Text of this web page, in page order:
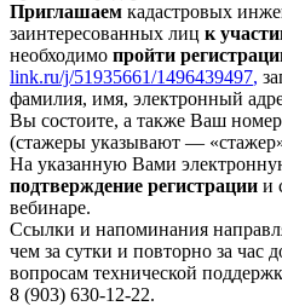
Приглашаем кадастровых
заинтересованных лиц к
необходимо пройти
link.ru/j/51935661/1496439497,
фамилия, имя, электронный
Вы состоите, а также Ваш
(стажеры указывают —
На указанную Вами
подтверждение регистрации и
вебинаре.
Ссылки и напоминания
чем за сутки и повторно за час
вопросам технической
8 (903) 630-12-22.